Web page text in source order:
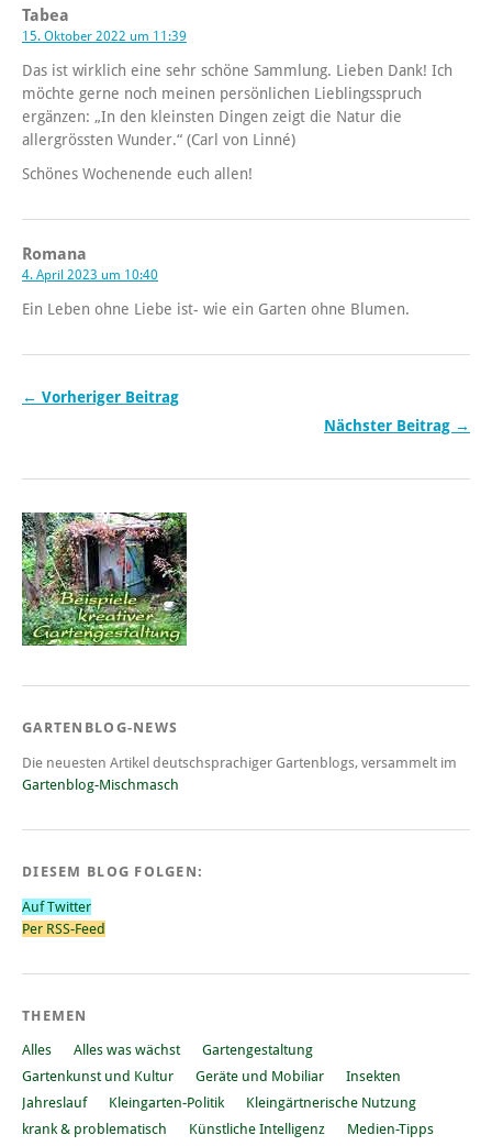
Tabea
15. Oktober 2022 um 11:39
Das ist wirklich eine sehr schöne Sammlung. Lieben Dank! Ich
möchte gerne noch meinen persönlichen Lieblingsspruch
ergänzen: „In den kleinsten Dingen zeigt die Natur die
allergrössten Wunder.“ (Carl von Linné)
Schönes Wochenende euch allen!
Romana
4. April 2023 um 10:40
Ein Leben ohne Liebe ist- wie ein Garten ohne Blumen.
← Vorheriger Beitrag
Nächster Beitrag →
GARTENBLOG-NEWS
Die neuesten Artikel deutschsprachiger Gartenblogs, versammelt im
Gartenblog-Mischmasch
DIESEM BLOG FOLGEN:
Auf Twitter
Per RSS-Feed
THEMEN
Alles Alles was wächst
Gartengestaltung
Gartenkunst und Kultur
Geräte und Mobiliar
Insekten
Jahreslauf
Kleingarten-Politik
Kleingärtnerische Nutzung
krank & problematisch
Künstliche Intelligenz
Medien-Tipps